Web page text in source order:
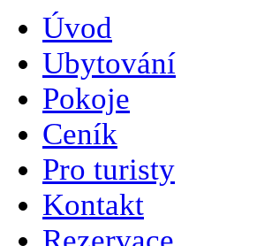
Úvod
Ubytování
Pokoje
Ceník
Pro turisty
Kontakt